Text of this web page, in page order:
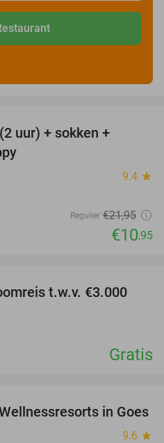
uur) + sokken +
9.4 star
Regulier €21,95
€10,95
t.w.v. €3.000
Gratis
49%
in Goes
9.6 star